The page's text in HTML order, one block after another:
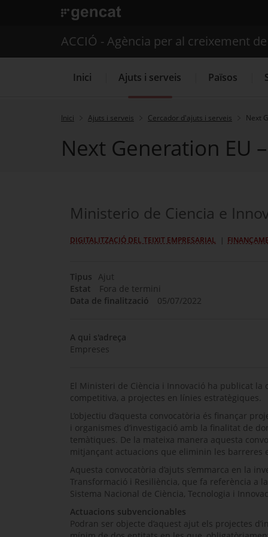
. Obre en una nova finestra.
Serveis d'internacionalització
ACCIÓ - Agència per al creixement
Inici Ajuts i serveis Països
Inici Ajuts i serveis Cercador d'ajuts i serveis Next
Next Generation EU
Ministerio de Ciencia e
DIGITALITZACIÓ DEL TEIXIT EMPRESARIAL
Tipus Ajut
Estat
Fora de termini
Data de finalització
05/07/2022
A qui s'adreça
Empreses
El Ministeri de Ciència i Innovació ha publicat la
competitiva, a projectes en línies estratègiques.
L’objectiu d’aquesta convocatòria és finançar
i organismes d’investigació amb la finalitat de
temàtiques. De la mateixa manera aquesta
mitjançant actuacions que eliminin les barreres
Aquesta convocatòria d’ajuts s’emmarca en la
Transformació i Resiliència, que fa referència a
Sistema Nacional de Ciència, Tecnologia i
Actuacions subvencionables
Podran ser objecte d’aquest ajut els projectes